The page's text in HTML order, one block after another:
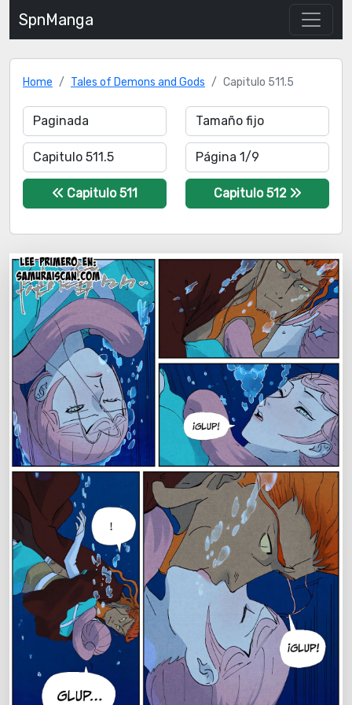
SpnManga
Home Tales of Demons and Gods Capitulo 511.5
Capitulo 511 Capitulo 512